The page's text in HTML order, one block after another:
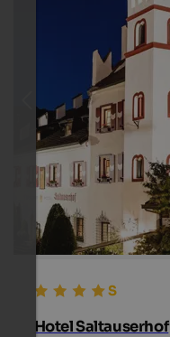
Hotel Saltauserhof